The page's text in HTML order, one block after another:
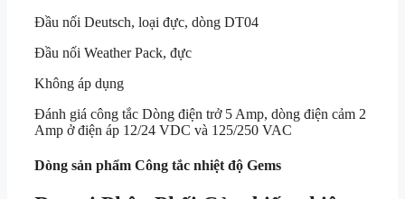
Đầu nối Deutsch, loại đực, dòng DT04
Đầu nối Weather Pack, đực
Không áp dụng
Đánh giá công tắc Dòng điện trở 5 Amp, dòng điện cảm 2
Amp ở điện áp 12/24 VDC và 125/250 VAC
Dòng sản phẩm Công tắc nhiệt độ Gems